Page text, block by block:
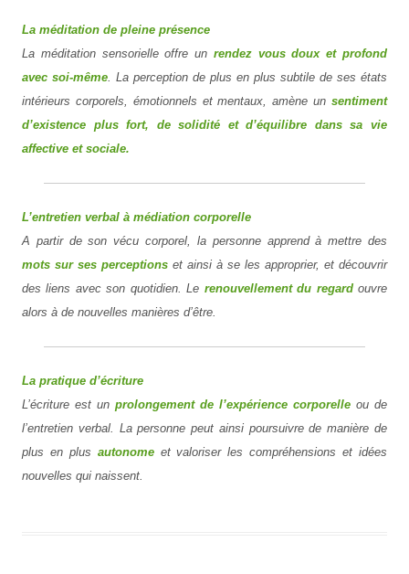
La méditation de pleine présence
La méditation sensorielle offre un rendez vous doux et profond
avec soi-même. La perception de plus en plus subtile de ses états
intérieurs corporels, émotionnels et mentaux, amène un sentiment
d’existence plus fort, de solidité et d’équilibre dans sa vie
affective et sociale.
L’entretien verbal à médiation corporelle
A partir de son vécu corporel, la personne apprend à mettre des
mots sur ses perceptions et ainsi à se les approprier, et découvrir
des liens avec son quotidien. Le renouvellement du regardouvre
alors à de nouvelles manières d’être.
La pratique d’écriture
L’écriture est un prolongement de l’expérience corporelle ou de
l’entretien verbal. La personne peut ainsi poursuivre de manière de
plus en plus autonomeet valoriser les compréhensions et idées
nouvelles qui naissent.